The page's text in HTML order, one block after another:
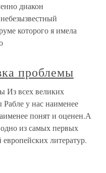
диакон
которого я имела
проблемы
Из всех великих
у нас наименее
понят и оценен.А
из самых первых
европейских литератур.